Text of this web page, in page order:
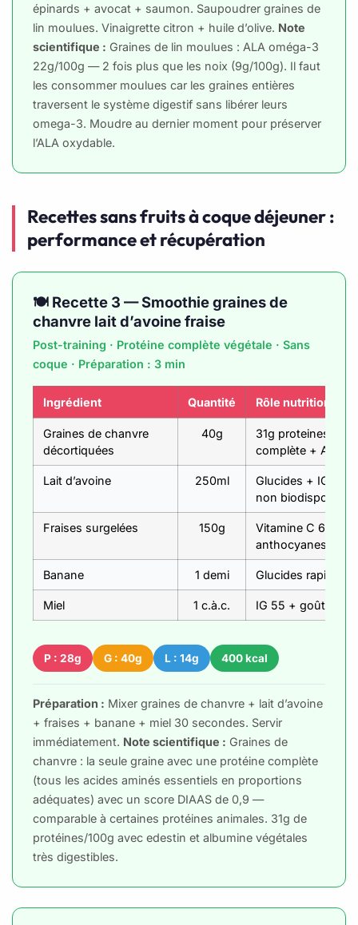
épinards + avocat + saumon. Saupoudrer graines de
lin moulues. Vinaigrette citron + huile d’olive. Note
scientifique : Graines de lin moulues : ALA oméga-3
22g/100g — 2 fois plus que les noix (9g/100g). Il faut
les consommer moulues car les graines entières
traversent le système digestif sans libérer leurs
omega-3. Moudre au dernier moment pour préserver
l’ALA oxydable.
Recettes sans fruits à coque déjeuner :
performance et récupération
🍽️ Recette 3 — Smoothie graines de
chanvre lait d’avoine fraise
Post-training · Protéine complète végétale · Sans
coque · Préparation : 3 min
Ingrédient Quantité Rôle nutritionnel
Graines de chanvre
décortiquées
40g
31g proteines/
complète + ALA
Lait d’avoine 250ml
Glucides + IG
non biodisponible
Fraises surgelées 150g
Vitamine C 65mg/
anthocyanes
Banane 1 demi Glucides rapides
Miel 1 c.à.c. IG 55 + goût
P : 28g G : 40g L : 14g 400 kcal
Préparation : Mixer graines de chanvre + lait d’avoine
+ fraises + banane + miel 30 secondes. Servir
immédiatement. Note scientifique : Graines de
chanvre : la seule graine avec une protéine complète
(tous les acides aminés essentiels en proportions
adéquates) avec un score DIAAS de 0,9 —
comparable à certaines protéines animales. 31g de
protéines/100g avec edestin et albumine végétales
très digestibles.